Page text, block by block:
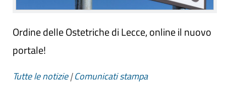
Ordine delle Ostetriche di Lecce, online il nuovo
portale!
Tutte le notizie|Comunicati stampa